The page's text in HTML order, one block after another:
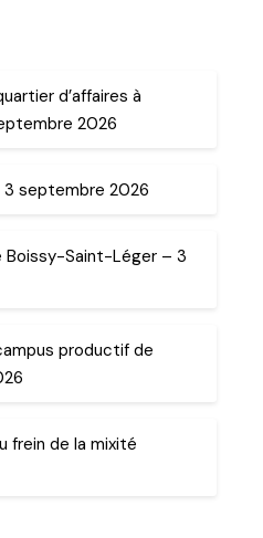
d’affaires à
2026
3 septembre 2026
Saint-Léger – 3
productif de
frein de la mixité